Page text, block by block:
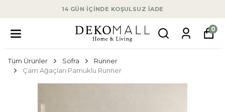
14 GÜN İÇİNDE KOŞULSUZ İADE
0
Tüm Ürünler Sofra
Runner
Çam Ağaçları Pamuklu Runner